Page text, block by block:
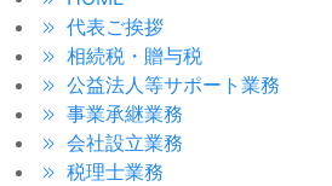
代表ご挨拶
相続税・贈与税
公益法人等サポート業務
事業承継業務
会社設立業務
税理士業務